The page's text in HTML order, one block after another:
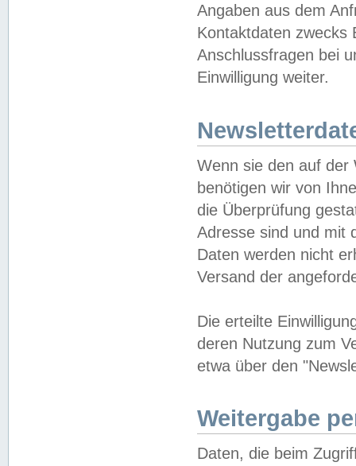
Angaben aus dem
Kontaktdaten zwecks
Anschlussfragen bei
Einwilligung weiter.
Wenn sie den auf der
benötigen wir von
die Überprüfung
Adresse sind und mit
Daten werden nicht
Versand der
Die erteilte
deren Nutzung zum
etwa über den
Weitergabe
Daten, die beim